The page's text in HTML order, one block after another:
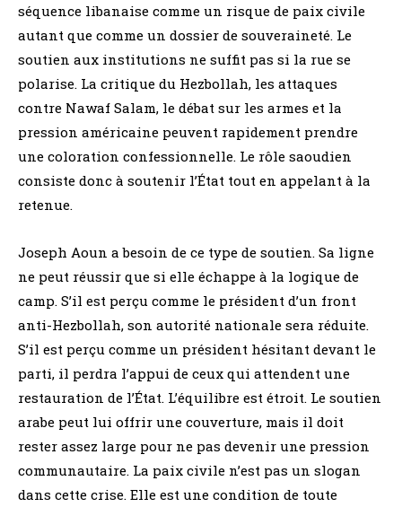
séquence libanaise comme un risque de paix civile
autant que comme un dossier de souveraineté. Le
soutien aux institutions ne suffit pas si la rue se
polarise. La critique du Hezbollah, les attaques
contre Nawaf Salam, le débat sur les armes et la
pression américaine peuvent rapidement prendre
une coloration confessionnelle. Le rôle saoudien
consiste donc à soutenir l’État tout en appelant à la
retenue.
Joseph Aoun a besoin de ce type de soutien. Sa ligne
ne peut réussir que si elle échappe à la logique de
camp. S’il est perçu comme le président d’un front
anti-Hezbollah, son autorité nationale sera réduite.
S’il est perçu comme un président hésitant devant le
parti, il perdra l’appui de ceux qui attendent une
restauration de l’État. L’équilibre est étroit. Le soutien
arabe peut lui offrir une couverture, mais il doit
rester assez large pour ne pas devenir une pression
communautaire. La paix civile n’est pas un slogan
dans cette crise. Elle est une condition de toute